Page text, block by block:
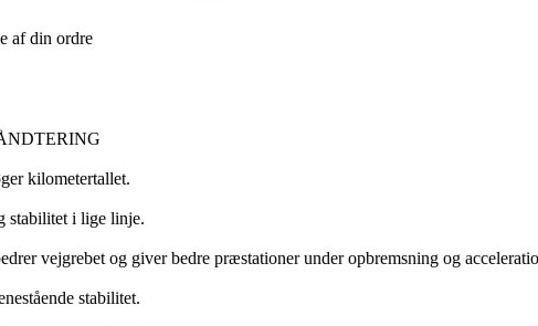
af din ordre
kilometertallet.
stabilitet i lige linje.
vejgrebet og giver bedre præstationer under opbremsning og
stabilitet.